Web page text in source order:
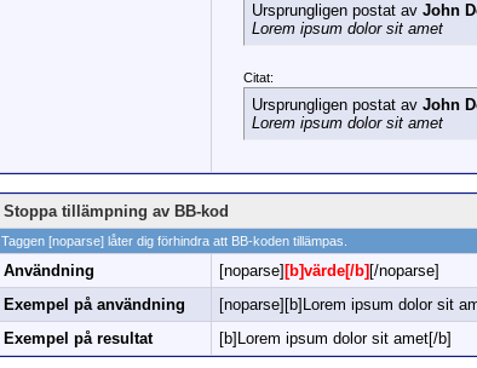
Ursprungligen postat av John
Lorem ipsum dolor sit amet
Citat:
Ursprungligen postat av John
Lorem ipsum dolor sit amet
Stoppa tillämpning av BB-kod
Taggen [noparse] låter dig förhindra att BB-koden tillämpas.
Användning [noparse] [b]värde[/b] [/noparse]
Exempel på användning
[noparse][b]Lorem ipsum dolor sit
Exempel på resultat
[b]Lorem ipsum dolor sit amet[/b]